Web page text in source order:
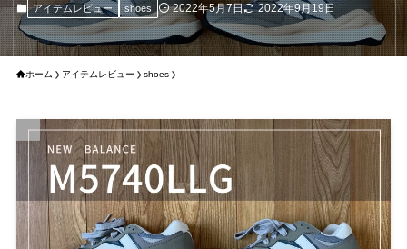
アイテムレビュー shoes 2022年5月7日 2022年9月19日
ホーム アイテムレビュー shoes